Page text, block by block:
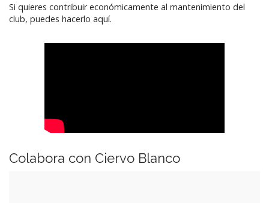
Si quieres contribuir económicamente al mantenimiento del
club, puedes hacerlo aquí.
Colabora con Ciervo Blanco